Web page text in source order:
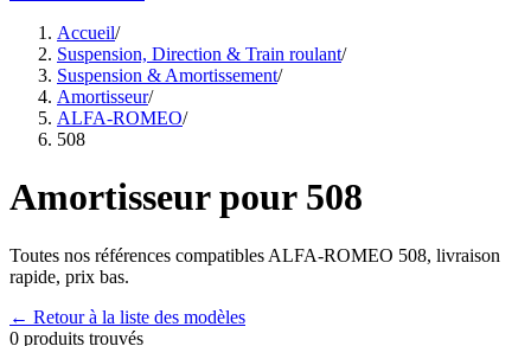
Accueil/
Suspension, Direction & Train roulant/
Suspension & Amortissement/
Amortisseur/
ALFA-ROMEO/
508
Amortisseurpour 508
Toutes nos références compatibles ALFA-ROMEO 508, livraison
rapide, prix bas.
← Retour à la liste des modèles
0 produits trouvés